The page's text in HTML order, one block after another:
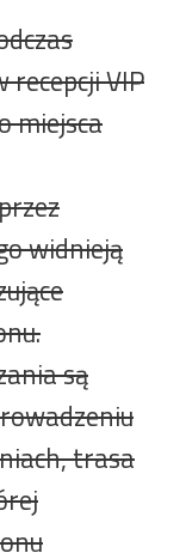
recepcji VIP
miejsca
widnieją
są
trasa